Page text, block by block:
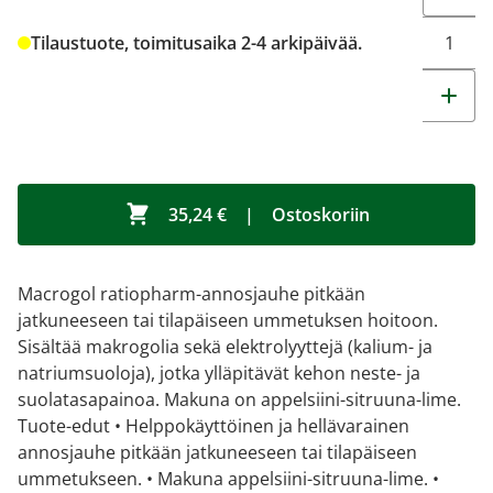
Tilaustuote, toimitusaika 2-4 arkipäivää.
35,24 € | Ostoskoriin
Macrogol ratiopharm-annosjauhe pitkään
jatkuneeseen tai tilapäiseen ummetuksen hoitoon.
Sisältää makrogolia sekä elektrolyyttejä (kalium- ja
natriumsuoloja), jotka ylläpitävät kehon neste- ja
suolatasapainoa. Makuna on appelsiini-sitruuna-lime.
Tuote-edut • Helppokäyttöinen ja hellävarainen
annosjauhe pitkään jatkuneeseen tai tilapäiseen
ummetukseen. • Makuna appelsiini-sitruuna-lime. •